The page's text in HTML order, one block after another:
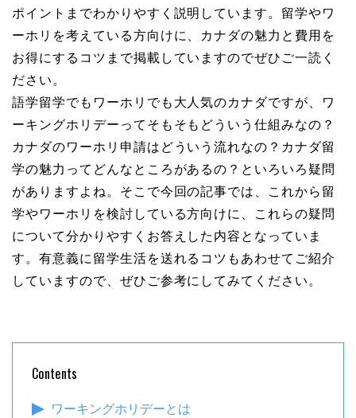
ポイントまでわかりやすく説明しています。留学やワ
ーホリを考えている方向けに、カナダの魅力と費用を
お得にするコツまで掲載していますのでぜひご一読く
ださい。
語学留学でもワーホリでも大人気のカナダですが、ワ
ーキングホリデーってそもそもどういう仕組みなの？
カナダのワーホリ申請はどういう流れなの？カナダ留
学の魅力ってどんなところがあるの？といろいろ疑問
がありますよね。そこで今回の記事では、これから留
学やワーホリを検討している方向けに、これらの疑問
について分かりやすくお答えした内容となっていま
す。有意義に留学生活を送れるコツもあわせてご紹介
していますので、ぜひご参考にしてみてください。
Contents
ワーキングホリデーとは